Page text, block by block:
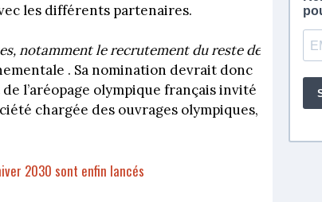
les différents partenaires.
notamment le recrutement du reste de
. Sa nomination devrait donc
l’aréopage olympique français invité
chargée des ouvrages olympiques,
2030 sont enfin lancés